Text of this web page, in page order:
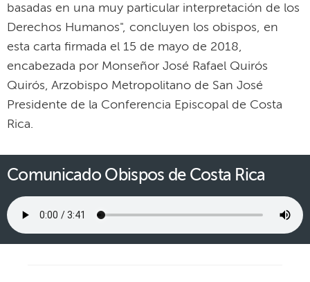
basadas en una muy particular interpretación de los
Derechos Humanos", concluyen los obispos, en
esta carta firmada el 15 de mayo de 2018,
encabezada por Monseñor José Rafael Quirós
Quirós, Arzobispo Metropolitano de San José
Presidente de la Conferencia Episcopal de Costa
Rica.
Comunicado Obispos de Costa Rica